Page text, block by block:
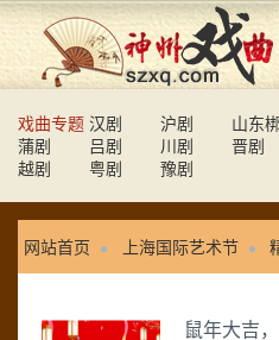
戏曲专题 汉剧 沪剧 山东
蒲剧
吕剧 川剧 晋剧
越剧
粤剧 豫剧
网站首页 上海国际艺术节
鼠年大吉